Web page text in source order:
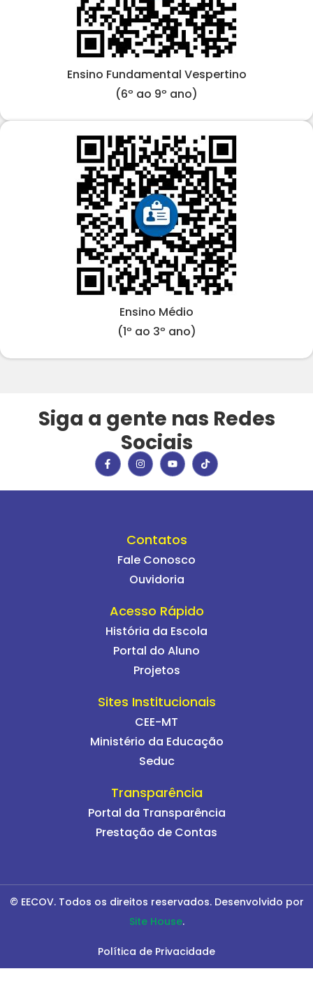
Ensino Fundamental Vespertino
(6º ao 9º ano)
Ensino Médio
(1º ao 3º ano)
Siga a gente nas Redes
Sociais
Contatos
Fale Conosco
Ouvidoria
Acesso Rápido
História da Escola
Portal do Aluno
Projetos
Sites Institucionais
CEE-MT
Ministério da Educação
Seduc
Transparência
Portal da Transparência
Prestação de Contas
© EECOV. Todos os direitos reservados. Desenvolvido por
Site House.
Política de Privacidade